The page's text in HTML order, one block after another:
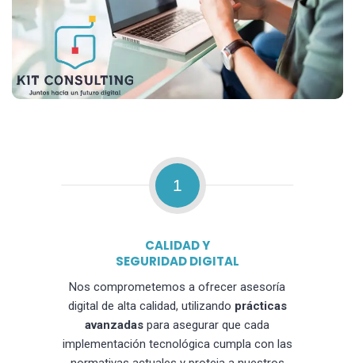
1
CALIDAD Y
SEGURIDAD DIGITAL
Nos comprometemos a ofrecer asesoría
digital de alta calidad, utilizando prácticas
avanzadas para asegurar que cada
implementación tecnológica cumpla con las